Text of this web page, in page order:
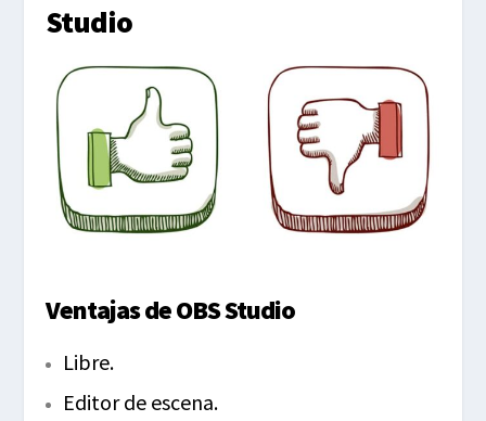
Studio
Ventajas de OBS Studio
Libre.
Editor de escena.